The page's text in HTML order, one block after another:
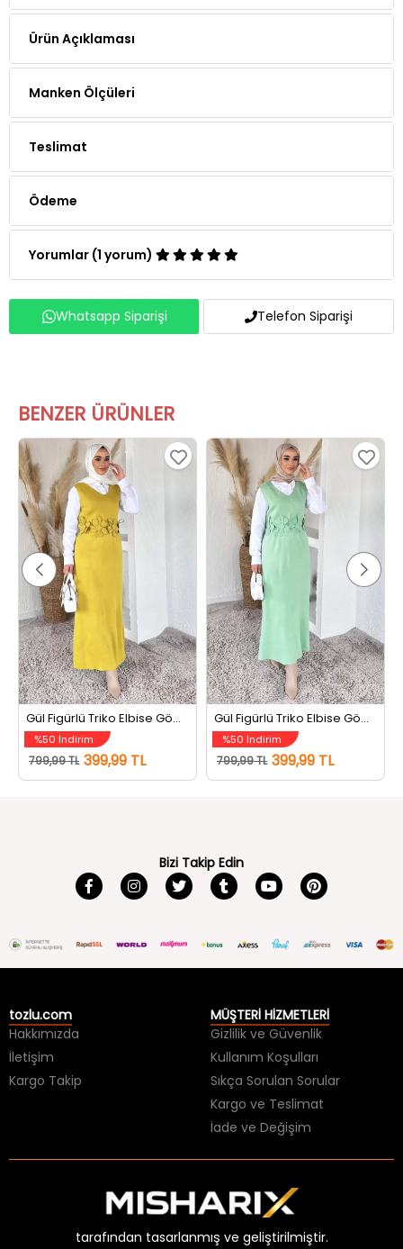
Ürün Açıklaması
Manken Ölçüleri
Teslimat
Ödeme
Yorumlar (1 yorum)
Whatsapp Siparişi Telefon Siparişi
BENZER ÜRÜNLER
Gül Figürlü Triko Elbise Gömlek Tesettür İkili Takım Yağyeşili
%50 İndirim
799,99 TL 399,99 TL
Gül Figürlü Triko Elbise Gömlek Tesettür İkili Takım Mint
%50 İndirim
799,99 TL 399,99 TL
Bizi Takip Edin
tozlu.com
Hakkımızda
İletişim
Kargo Takip
MÜŞTERİ HİZMETLERİ
Gizlilik ve Güvenlik
Kullanım Koşulları
Sıkça Sorulan Sorular
Kargo ve Teslimat
İade ve Değişim
tarafından tasarlanmış ve geliştirilmiştir.